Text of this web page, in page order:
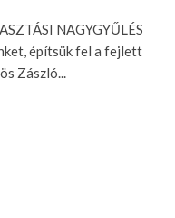
NAGYGYŰLÉS
építsük fel a fejlett
Zászló...